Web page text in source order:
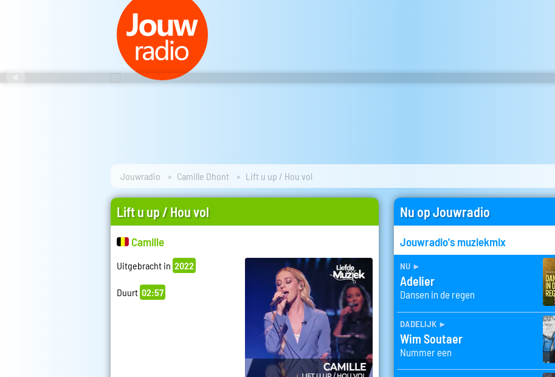
Jouwradio Camille Dhont Lift u up / Hou vol
Lift u up / Hou vol
Camille
Uitgebracht in 2022
Duurt 02:57
Nu op Jouwradio
Jouwradio's muziekmix
nu ►
Adelier
Dansen in de regen
dadelijk ►
Wim Soutaer
Nummer een